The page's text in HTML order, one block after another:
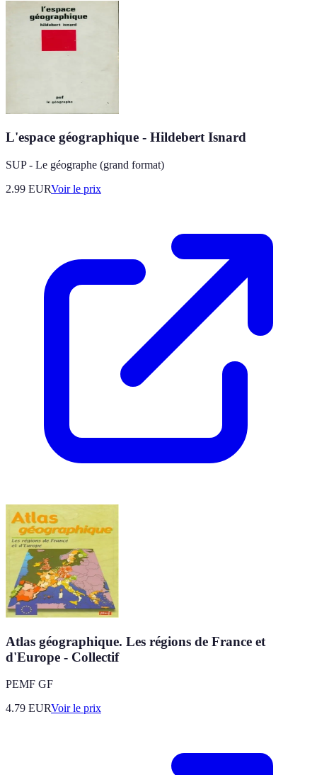
L'espace géographique - Hildebert Isnard
SUP - Le géographe (grand format)
2.99 EURVoir le prix
Atlas géographique. Les régions de France et
d'Europe - Collectif
PEMF GF
4.79 EURVoir le prix